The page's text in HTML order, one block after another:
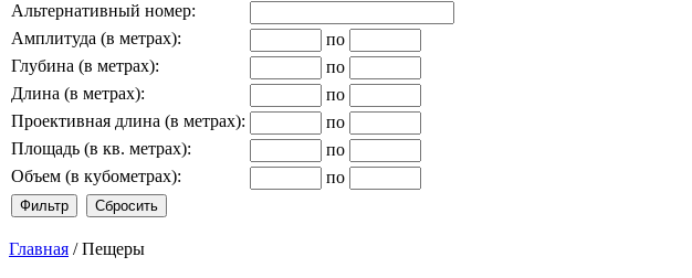
Альтернативный номер:
Амплитуда (в метрах):
по
Глубина (в метрах):
по
Длина (в метрах):
по
Проективная длина (в метрах):
по
Площадь (в кв. метрах):
по
Объем (в кубометрах):
по
Главная / Пещеры